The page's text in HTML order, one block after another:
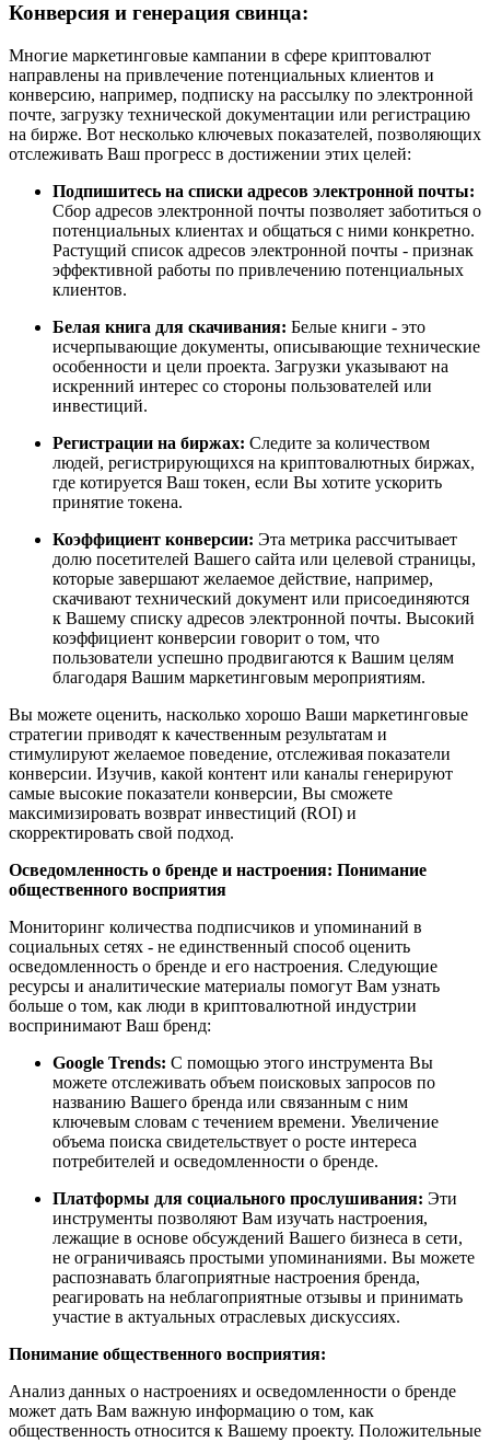
Конверсия и генерация свинца:
Многие маркетинговые кампании в сфере криптовалют
направлены на привлечение потенциальных клиентов и
конверсию, например, подписку на рассылку по электронной
почте, загрузку технической документации или регистрацию
на бирже. Вот несколько ключевых показателей, позволяющих
отслеживать Ваш прогресс в достижении этих целей:
Подпишитесь на списки адресов электронной почты:
Сбор адресов электронной почты позволяет заботиться о
потенциальных клиентах и общаться с ними конкретно.
Растущий список адресов электронной почты - признак
эффективной работы по привлечению потенциальных
клиентов.
Белая книга для скачивания: Белые книги - это
исчерпывающие документы, описывающие технические
особенности и цели проекта. Загрузки указывают на
искренний интерес со стороны пользователей или
инвестиций.
Регистрации на биржах: Следите за количеством
людей, регистрирующихся на криптовалютных биржах,
где котируется Ваш токен, если Вы хотите ускорить
принятие токена.
Коэффициент конверсии: Эта метрика рассчитывает
долю посетителей Вашего сайта или целевой страницы,
которые завершают желаемое действие, например,
скачивают технический документ или присоединяются
к Вашему списку адресов электронной почты. Высокий
коэффициент конверсии говорит о том, что
пользователи успешно продвигаются к Вашим целям
благодаря Вашим маркетинговым мероприятиям.
Вы можете оценить, насколько хорошо Ваши маркетинговые
стратегии приводят к качественным результатам и
стимулируют желаемое поведение, отслеживая показатели
конверсии. Изучив, какой контент или каналы генерируют
самые высокие показатели конверсии, Вы сможете
максимизировать возврат инвестиций (ROI) и
скорректировать свой подход.
Осведомленность о бренде и настроения: Понимание
общественного восприятия
Мониторинг количества подписчиков и упоминаний в
социальных сетях - не единственный способ оценить
осведомленность о бренде и его настроения. Следующие
ресурсы и аналитические материалы помогут Вам узнать
больше о том, как люди в криптовалютной индустрии
воспринимают Ваш бренд:
Google Trends: С помощью этого инструмента Вы
можете отслеживать объем поисковых запросов по
названию Вашего бренда или связанным с ним
ключевым словам с течением времени. Увеличение
объема поиска свидетельствует о росте интереса
потребителей и осведомленности о бренде.
Платформы для социального прослушивания: Эти
инструменты позволяют Вам изучать настроения,
лежащие в основе обсуждений Вашего бизнеса в сети,
не ограничиваясь простыми упоминаниями. Вы можете
распознавать благоприятные настроения бренда,
реагировать на неблагоприятные отзывы и принимать
участие в актуальных отраслевых дискуссиях.
Понимание общественного восприятия:
Анализ данных о настроениях и осведомленности о бренде
может дать Вам важную информацию о том, как
общественность относится к Вашему проекту. Положительные